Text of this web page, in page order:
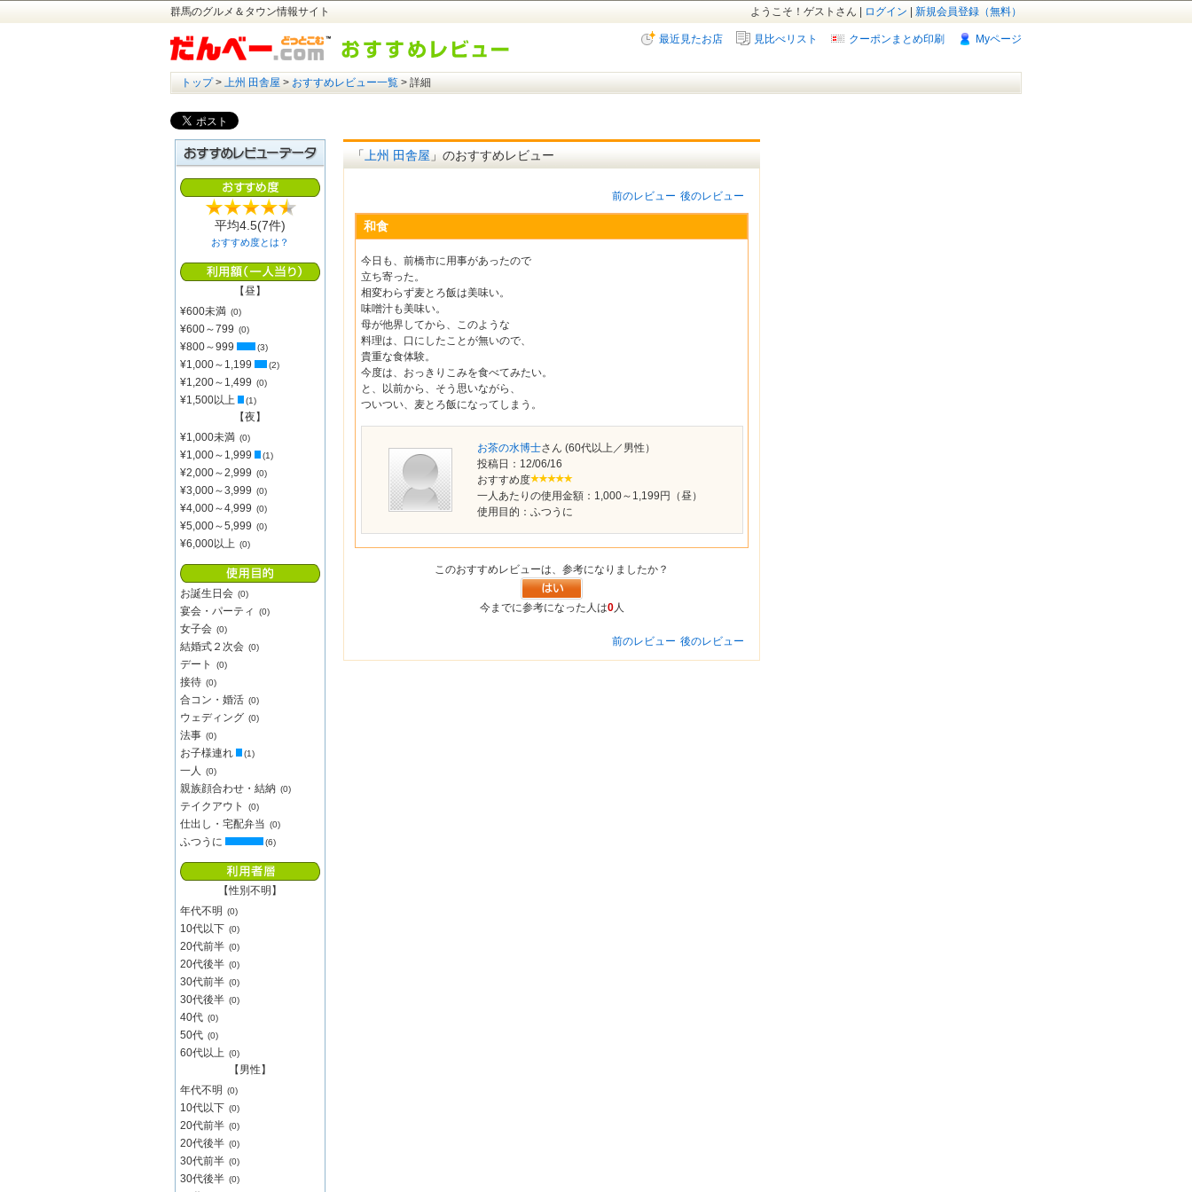
群馬のグルメ＆タウン情報サイト 新規会員登録（無料）
ログイン
ようこそ！ゲストさん |
Myページ
クーポンまとめ印刷
見比べリスト
最近見たお店
トップ> 上州 田舎屋 > おすすめレビュー一覧 > 詳細
平均4.5(7件)
おすすめ度とは？
【昼】
¥600未満 (0)
¥600～799 (0)
¥800～999 (3)
¥1,000～1,199 (2)
¥1,200～1,499 (0)
¥1,500以上 (1)
【夜】
¥1,000未満 (0)
¥1,000～1,999 (1)
¥2,000～2,999 (0)
¥3,000～3,999 (0)
¥4,000～4,999 (0)
¥5,000～5,999 (0)
¥6,000以上 (0)
お誕生日会 (0)
宴会・パーティ (0)
女子会 (0)
結婚式２次会 (0)
デート (0)
接待 (0)
合コン・婚活 (0)
ウェディング (0)
法事 (0)
お子様連れ (1)
一人 (0)
親族顔合わせ・結納 (0)
テイクアウト (0)
仕出し・宅配弁当 (0)
ふつうに (6)
【性別不明】
年代不明
(0)
10代以下 (0)
20代前半 (0)
20代後半 (0)
30代前半 (0)
30代後半 (0)
40代 (0)
50代 (0)
60代以上 (0)
【男性】
年代不明
(0)
10代以下 (0)
20代前半 (0)
20代後半 (0)
30代前半 (0)
30代後半 (0)
「 上州 田舎屋 」のおすすめレビュー
後のレビュー
前のレビュー
和食
今日も、前橋市に用事があったので
立ち寄った。
相変わらず麦とろ飯は美味い。
味噌汁も美味い。
母が他界してから、このような
料理は、口にしたことが無いので、
貴重な食体験。
今度は、おっきりこみを食べてみたい。
と、以前から、そう思いながら、
ついつい、麦とろ飯になってしまう。
お茶の水博士さん (60代以上／男性）
投稿日： 12/06/16
おすすめ度
一人あたりの使用金額：1,000～1,199円（昼）
使用目的：ふつうに
このおすすめレビューは、参考になりましたか？
今までに参考になった人は0人
後のレビュー
前のレビュー